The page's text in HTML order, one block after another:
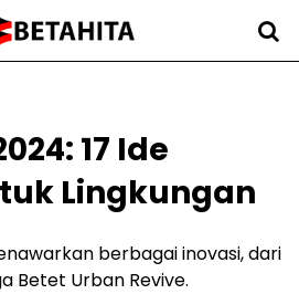
17 Ide
Lingkungan
berbagai inovasi, dari
Betet Urban Revive.